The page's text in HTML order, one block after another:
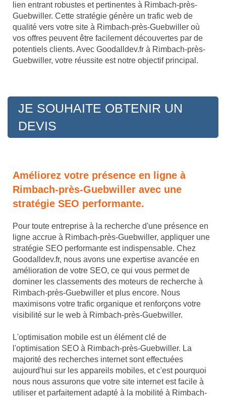
lien entrant robustes et pertinentes à Rimbach-près-
Guebwiller. Cette stratégie génère un trafic web de
qualité vers votre site à Rimbach-près-Guebwiller où
vos offres peuvent être facilement découvertes par de
potentiels clients. Avec Goodalldev.fr à Rimbach-près-
Guebwiller, votre réussite est notre objectif principal.
JE SOUHAITE OBTENIR UN
DEVIS
Améliorez votre présence en ligne à
Rimbach-près-Guebwiller avec une
stratégie SEO performante.
Pour toute entreprise à la recherche d'une présence en
ligne accrue à Rimbach-près-Guebwiller, appliquer une
stratégie SEO performante est indispensable. Chez
Goodalldev.fr, nous avons une expertise avancée en
amélioration de votre SEO, ce qui vous permet de
dominer les classements des moteurs de recherche à
Rimbach-près-Guebwiller et plus encore. Nous
maximisons votre trafic organique et renforçons votre
visibilité sur le web à Rimbach-près-Guebwiller.
L'optimisation mobile est un élément clé de
l'optimisation SEO à Rimbach-près-Guebwiller. La
majorité des recherches internet sont effectuées
aujourd'hui sur les appareils mobiles, et c'est pourquoi
nous nous assurons que votre site internet est facile à
utiliser et parfaitement adapté à la mobilité à Rimbach-